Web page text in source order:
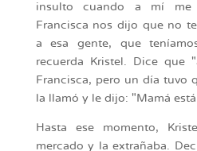
insulto cuando a mí me
Francisca nos dijo que no
a esa gente, que
recuerda Kristel. Dice que
Francisca, pero un día tuvo
la llamó y le dijo: "Mamá
Hasta ese momento,
mercado y la extrañaba.